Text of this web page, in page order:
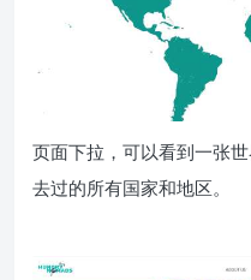
页面下拉，可以看到一张
去过的所有国家和地区。